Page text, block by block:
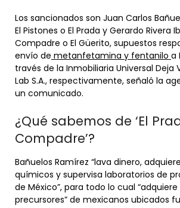
Los sancionados son Juan Carlos
El Pistones o El Prada y Gerardo Rivera
Compadre o El Güerito, supuestos
envío de metanfetamina y fentanilo a
través de la Inmobiliaria Universal Deja
Lab S.A., respectivamente, señaló la
un comunicado.
¿Qué sabemos de ‘El
Compadre’?
Bañuelos Ramírez “lava dinero,
químicos y supervisa laboratorios de
de México”, para todo lo cual
precursores” de mexicanos ubicados